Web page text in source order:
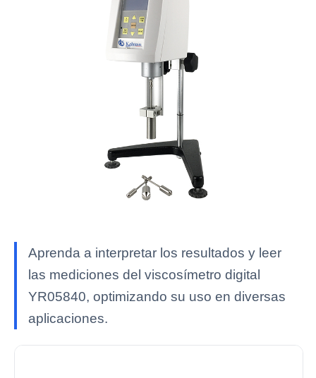
Aprenda a interpretar los resultados y leer
las mediciones del viscosímetro digital
YR05840, optimizando su uso en diversas
aplicaciones.